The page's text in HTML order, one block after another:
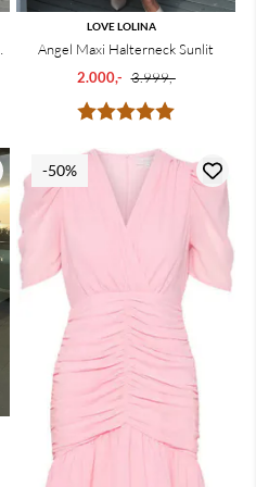
Karakter:
LOVE LOLINA
Angel Maxi Halterneck Sunlit
2.000,- 3.999,-
-50%